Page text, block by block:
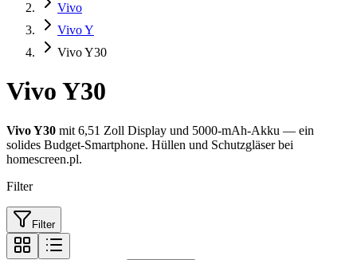
Vivo
Vivo Y
Vivo Y30
Vivo Y30
Vivo Y30 mit 6,51 Zoll Display und 5000-mAh-Akku — ein
solides Budget-Smartphone. Hüllen und Schutzgläser bei
homescreen.pl.
Filter
Filter